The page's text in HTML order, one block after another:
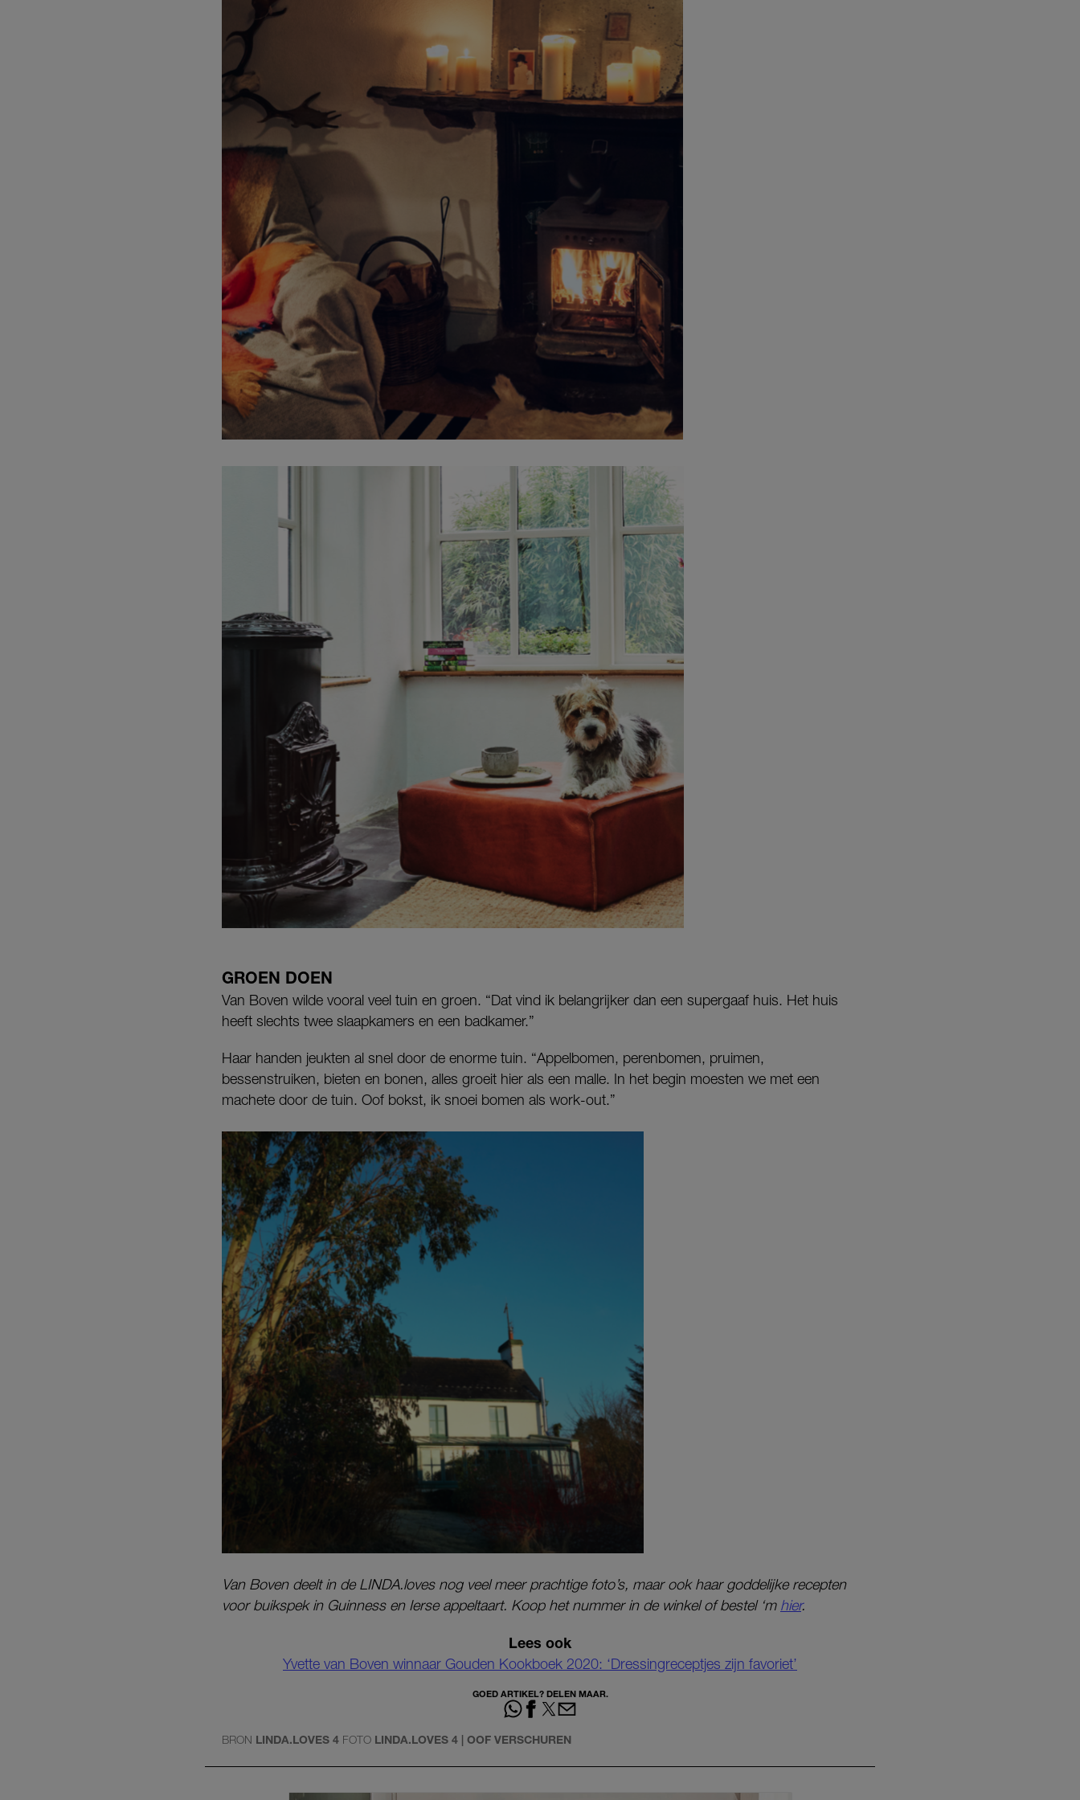
GROEN DOEN
Van Boven wilde vooral veel tuin en groen. “Dat vind ik belangrijker dan een supergaaf huis. Het huis
heeft slechts twee slaapkamers en een badkamer.”
Haar handen jeukten al snel door de enorme tuin. “Appelbomen, perenbomen, pruimen,
bessenstruiken, bieten en bonen, alles groeit hier als een malle. In het begin moesten we met een
machete door de tuin. Oof bokst, ik snoei bomen als work-out.”
Van Boven deelt in de LINDA.loves nog veel meer prachtige foto’s, maar ook haar goddelijke recepten
voor buikspek in Guinness en Ierse appeltaart. Koop het nummer in de winkel of bestel ‘m hier.
Lees ook
Yvette van Boven winnaar Gouden Kookboek 2020: ‘Dressingreceptjes zijn favoriet’
GOED ARTIKEL? DELEN MAAR.
BRON LINDA.LOVES 4 FOTO LINDA.LOVES 4 | OOF VERSCHUREN